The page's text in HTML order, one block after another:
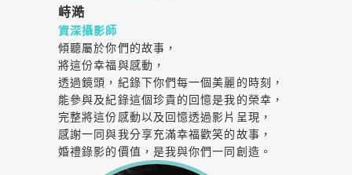
峙澔
資深攝影師
傾聽屬於你們的故事，
將這份幸福與感動，
透過鏡頭，紀錄下你們每一個美麗的時刻，
能參與及紀錄這個珍貴的回憶是我的榮幸，
完整將這份感動以及回憶透過影片呈現，
感謝一同與我分享充滿幸福歡笑的故事，
婚禮錄影的價值，是我與你們一同創造。